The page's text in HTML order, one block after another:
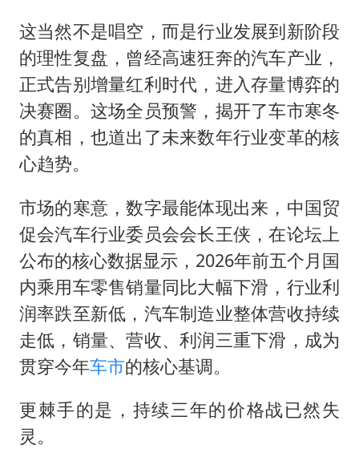
这当然不是唱空，而是行业发展到新阶段
的理性复盘，曾经高速狂奔的汽车产业，
正式告别增量红利时代，进入存量博弈的
决赛圈。这场全员预警，揭开了车市寒冬
的真相，也道出了未来数年行业变革的核
心趋势。
市场的寒意，数字最能体现出来，中国贸
促会汽车行业委员会会长王侠，在论坛上
公布的核心数据显示，2026年前五个月国
内乘用车零售销量同比大幅下滑，行业利
润率跌至新低，汽车制造业整体营收持续
走低，销量、营收、利润三重下滑，成为
贯穿今年车市的核心基调。
更棘手的是，持续三年的价格战已然失
灵。